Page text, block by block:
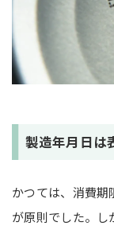
製造年月日は
かつては、消費
が原則でした。し